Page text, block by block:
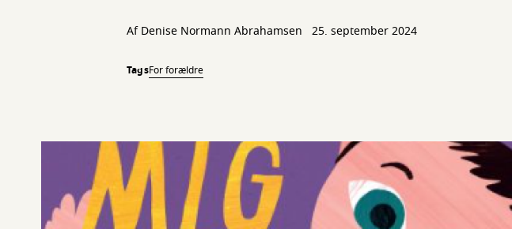
AfDenise Normann Abrahamsen 25. september 2024
TagsFor forældre